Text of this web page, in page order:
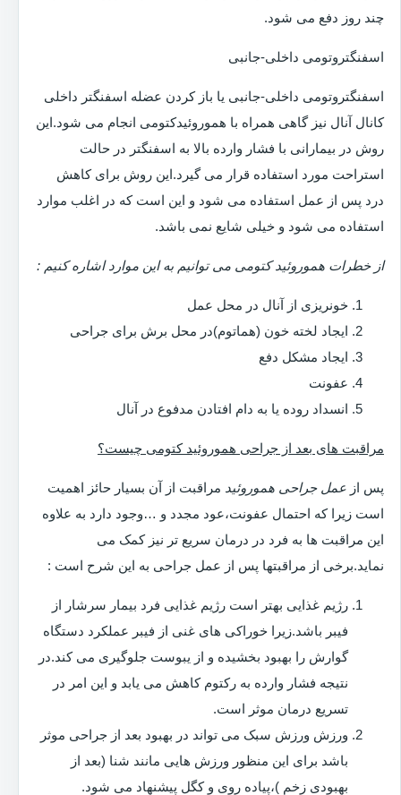
چند روز دفع می شود.
اسفنگتروتومی داخلی-جانبی
اسفنگتروتومی داخلی-جانبی یا باز کردن عضله اسفنگتر داخلی
کانال آنال نیز گاهی همراه با هموروئیدکتومی انجام می شود.این
روش در بیمارانی با فشار وارده بالا به اسفنگتر در حالت
استراحت مورد استفاده قرار می گیرد.این روش برای کاهش
درد پس از عمل استفاده می شود و این است که در اغلب موارد
استفاده می شود و خیلی شایع نمی باشد.
از خطرات هموروئید کتومی می توانیم به این موارد اشاره کنیم :
خونریزی از آنال در محل عمل
ایجاد لخته خون (هماتوم)در محل برش برای جراحی
ایجاد مشکل دفع
عفونت
انسداد روده یا به دام افتادن مدفوع در آنال
مراقبت های بعد از جراحی هموروئید کتومی چیست؟
پس از عمل جراحی هموروئید مراقبت از آن بسیار حائز اهمیت
است زیرا که احتمال عفونت،عود مجدد و …وجود دارد به علاوه
این مراقبت ها به فرد در درمان سریع تر نیز کمک می
نماید.برخی از مراقبتها پس از عمل جراحی به این شرح است :
رژیم غذایی بهتر است رژیم غذایی فرد بیمار سرشار از
فیبر باشد.زیرا خوراکی های غنی از فیبر عملکرد دستگاه
گوارش را بهبود بخشیده و از یبوست جلوگیری می کند.در
نتیجه فشار وارده به رکتوم کاهش می یابد و این امر در
تسریع درمان موثر است.
ورزش ورزش سبک می تواند در بهبود بعد از جراحی موثر
باشد برای این منظور ورزش هایی مانند شنا (بعد از
بهبودی زخم )،پیاده روی و کگل پیشنهاد می شود.